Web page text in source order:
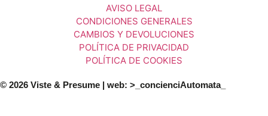
AVISO LEGAL
CONDICIONES GENERALES
CAMBIOS Y DEVOLUCIONES
POLÍTICA DE PRIVACIDAD
POLÍTICA DE COOKIES
© 2026 Viste & Presume | web: >_concienciAutomata_